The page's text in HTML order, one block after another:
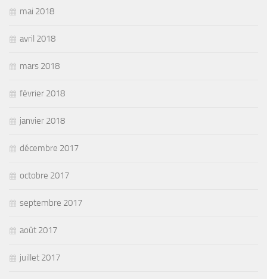
mai 2018
avril 2018
mars 2018
février 2018
janvier 2018
décembre 2017
octobre 2017
septembre 2017
août 2017
juillet 2017